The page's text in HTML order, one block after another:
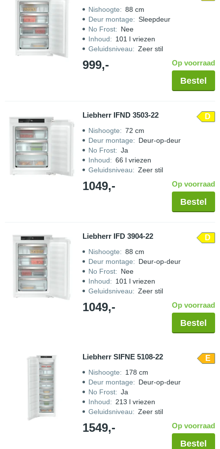
Nishoogte: 88 cm
Deur montage: Sleepdeur
No Frost: Nee
Inhoud: 101 l vriezen
Geluidsniveau: Zeer stil
999,- Op voorraad
Bestel
Liebherr IFND 3503-22 D
Nishoogte: 72 cm
Deur montage: Deur-op-deur
No Frost: Ja
Inhoud: 66 l vriezen
Geluidsniveau: Zeer stil
1049,- Op voorraad
Bestel
Liebherr IFD 3904-22 D
Nishoogte: 88 cm
Deur montage: Deur-op-deur
No Frost: Nee
Inhoud: 101 l vriezen
Geluidsniveau: Zeer stil
1049,- Op voorraad
Bestel
Liebherr SIFNE 5108-22 E
Nishoogte: 178 cm
Deur montage: Deur-op-deur
No Frost: Ja
Inhoud: 213 l vriezen
Geluidsniveau: Zeer stil
1549,- Op voorraad
Bestel